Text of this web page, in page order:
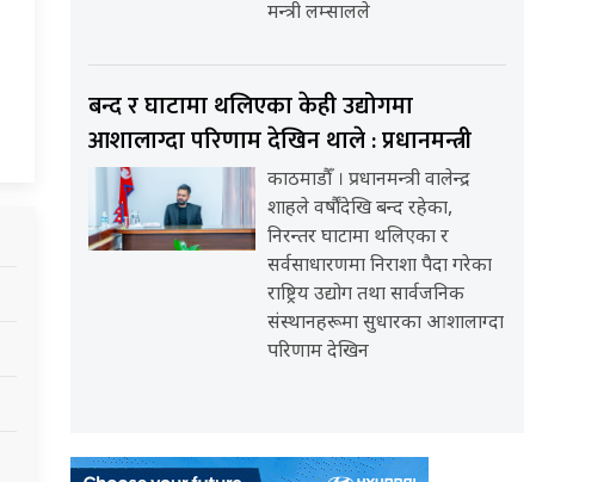
मन्त्री लम्सालले
बन्द र घाटामा थलिएका केही उद्योगमा
आशालाग्दा परिणाम देखिन थाले : प्रधानमन्त्री
काठमाडौँ । प्रधानमन्त्री वालेन्द्र
शाहले वर्षौंदेखि बन्द रहेका,
निरन्तर घाटामा थलिएका र
सर्वसाधारणमा निराशा पैदा गरेका
राष्ट्रिय उद्योग तथा सार्वजनिक
संस्थानहरूमा सुधारका आशालाग्दा
परिणाम देखिन